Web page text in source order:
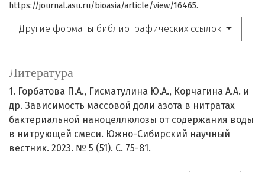
https://journal.asu.ru/bioasia/article/view/16465.
Другие форматы библиографических ссылок
Литература
1. Горбатова П.А., Гисматулина Ю.А., Корчагина А.А. и
др. Зависимость массовой доли азота в нитратах
бактериальной наноцеллюлозы от содержания воды
в нитрующей смеси. Южно-Сибирский научный
вестник. 2023. № 5 (51). С. 75-81.